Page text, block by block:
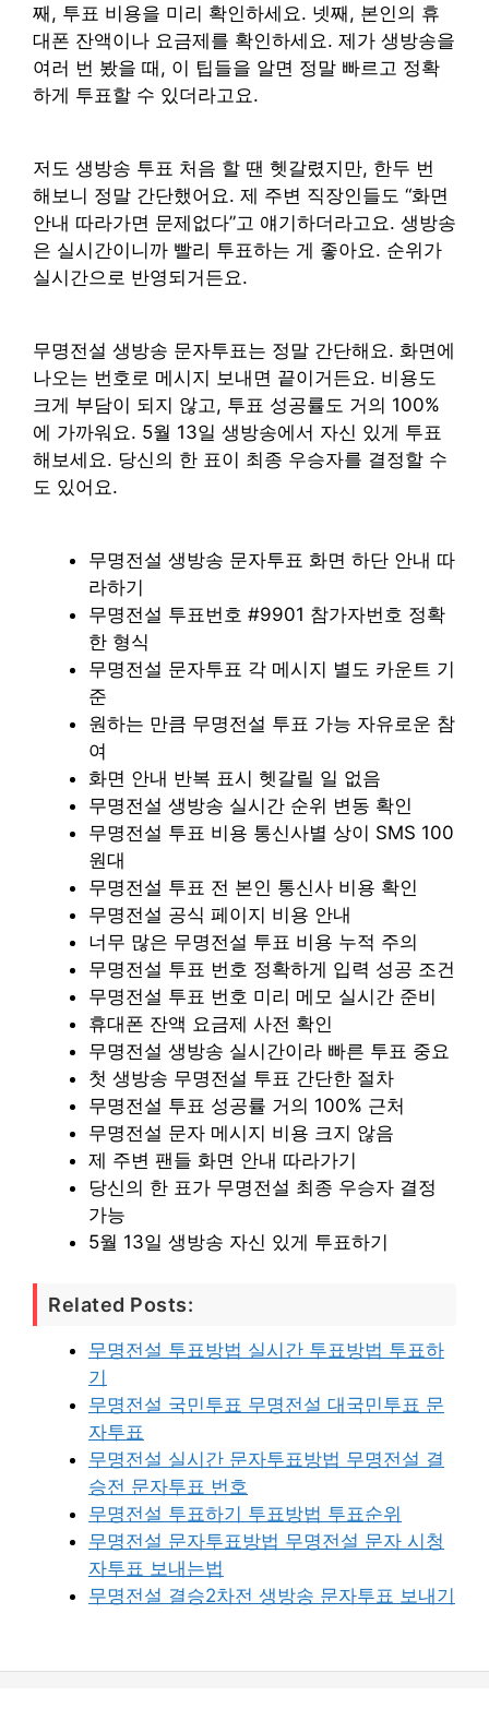
째, 투표 비용을 미리 확인하세요. 넷째, 본인의 휴
대폰 잔액이나 요금제를 확인하세요. 제가 생방송을
여러 번 봤을 때, 이 팁들을 알면 정말 빠르고 정확
하게 투표할 수 있더라고요.
저도 생방송 투표 처음 할 땐 헷갈렸지만, 한두 번
해보니 정말 간단했어요. 제 주변 직장인들도 “화면
안내 따라가면 문제없다”고 얘기하더라고요. 생방송
은 실시간이니까 빨리 투표하는 게 좋아요. 순위가
실시간으로 반영되거든요.
무명전설 생방송 문자투표는 정말 간단해요. 화면에
나오는 번호로 메시지 보내면 끝이거든요. 비용도
크게 부담이 되지 않고, 투표 성공률도 거의 100%
에 가까워요. 5월 13일 생방송에서 자신 있게 투표
해보세요. 당신의 한 표이 최종 우승자를 결정할 수
도 있어요.
무명전설 생방송 문자투표 화면 하단 안내 따
라하기
무명전설 투표번호 #9901 참가자번호 정확
한 형식
무명전설 문자투표 각 메시지 별도 카운트 기
준
원하는 만큼 무명전설 투표 가능 자유로운 참
여
화면 안내 반복 표시 헷갈릴 일 없음
무명전설 생방송 실시간 순위 변동 확인
무명전설 투표 비용 통신사별 상이 SMS 100
원대
무명전설 투표 전 본인 통신사 비용 확인
무명전설 공식 페이지 비용 안내
너무 많은 무명전설 투표 비용 누적 주의
무명전설 투표 번호 정확하게 입력 성공 조건
무명전설 투표 번호 미리 메모 실시간 준비
휴대폰 잔액 요금제 사전 확인
무명전설 생방송 실시간이라 빠른 투표 중요
첫 생방송 무명전설 투표 간단한 절차
무명전설 투표 성공률 거의 100% 근처
무명전설 문자 메시지 비용 크지 않음
제 주변 팬들 화면 안내 따라가기
당신의 한 표가 무명전설 최종 우승자 결정
가능
5월 13일 생방송 자신 있게 투표하기
Related Posts:
무명전설 투표방법 실시간 투표방법 투표하
기
무명전설 국민투표 무명전설 대국민투표 문
자투표
무명전설 실시간 문자투표방법 무명전설 결
승전 문자투표 번호
무명전설 투표하기 투표방법 투표순위
무명전설 문자투표방법 무명전설 문자 시청
자투표 보내는법
무명전설 결승2차전 생방송 문자투표 보내기